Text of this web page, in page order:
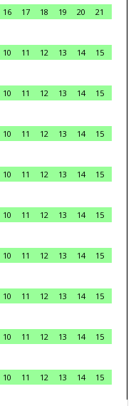
16 17 18 19 20
21
10 11 12 13 14
15
10 11 12 13 14
15
10 11 12 13 14
15
10 11 12 13 14
15
10 11 12 13 14
15
10 11 12 13 14
15
10 11 12 13 14
15
10 11 12 13 14
15
10 11 12 13 14
15